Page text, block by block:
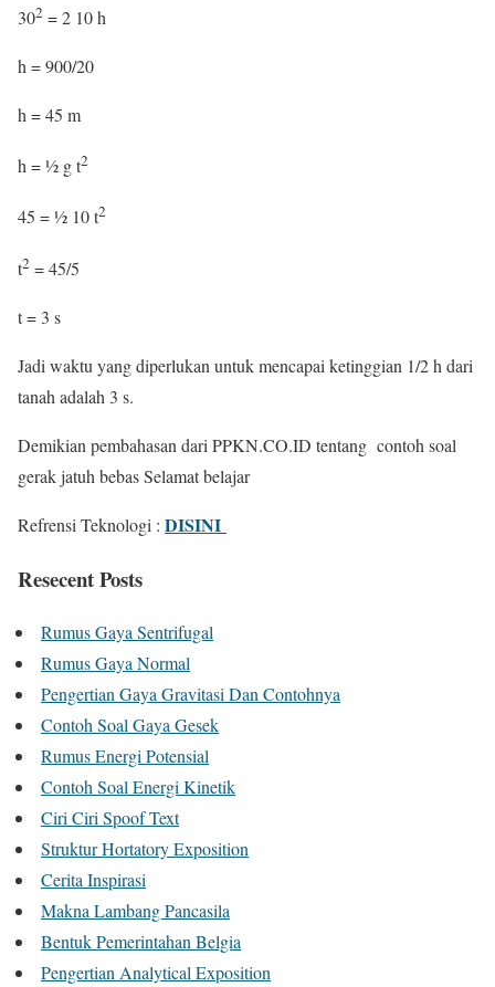
302 = 2 10 h
h = 900/20
h = 45 m
h = ½ g t2
45 = ½ 10 t2
t2 = 45/5
t = 3 s
Jadi waktu yang diperlukan untuk mencapai ketinggian 1/2 h dari
tanah adalah 3 s.
Demikian pembahasan dari PPKN.CO.ID tentang contoh soal
gerak jatuh bebas Selamat belajar
Refrensi Teknologi : DISINI
Resecent Posts
Rumus Gaya Sentrifugal
Rumus Gaya Normal
Pengertian Gaya Gravitasi Dan Contohnya
Contoh Soal Gaya Gesek
Rumus Energi Potensial
Contoh Soal Energi Kinetik
Ciri Ciri Spoof Text
Struktur Hortatory Exposition
Cerita Inspirasi
Makna Lambang Pancasila
Bentuk Pemerintahan Belgia
Pengertian Analytical Exposition